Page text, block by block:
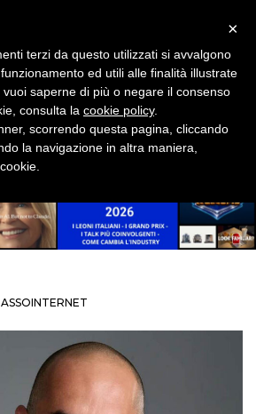
×
terzi da questo utilizzati si avvalgono
ed utili alle finalità illustrate
vuoi saperne di più o negare il consenso
consulta la cookie policy.
scorrendo questa pagina, cliccando
la navigazione in altra maniera,